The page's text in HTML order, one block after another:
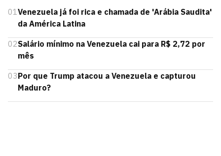
01 Venezuela já foi rica e chamada de 'Arábia Saudita'
da América Latina
02Salário mínimo na Venezuela cai para R$ 2,72 por
mês
03Por que Trump atacou a Venezuela e capturou
Maduro?